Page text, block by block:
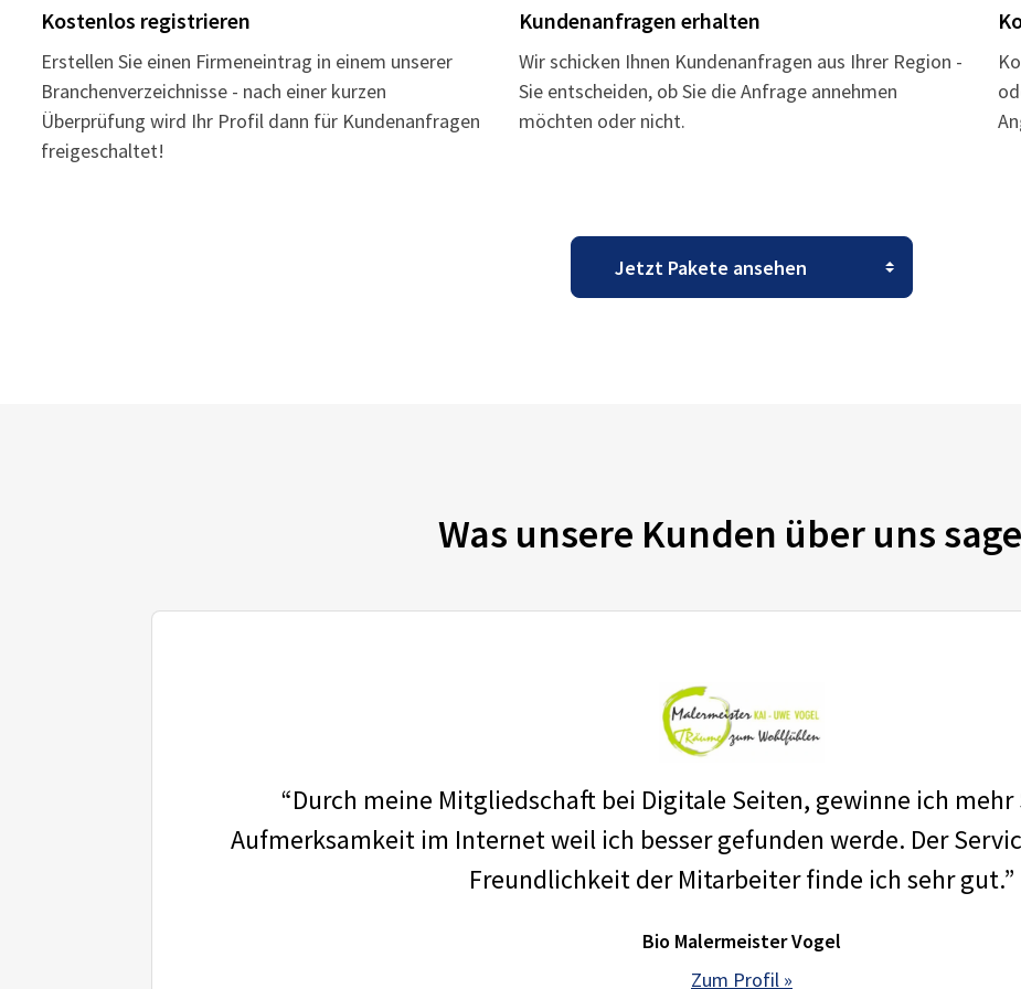
Kostenlos registrieren
Erstellen Sie einen Firmeneintrag in einem unserer
Branchenverzeichnisse - nach einer kurzen
Überprüfung wird Ihr Profil dann für Kundenanfragen
freigeschaltet!
Kundenanfragen erhalten
Wir schicken Ihnen Kundenanfragen aus Ihrer Region -
Sie entscheiden, ob Sie die Anfrage annehmen
möchten oder nicht.
Was unsere Kunden über uns
“Durch meine Mitgliedschaft bei Digitale Seiten, gewinne ich
Aufmerksamkeit im Internet weil ich besser gefunden werde. Der
Freundlichkeit der Mitarbeiter finde ich sehr gut.”
Bio Malermeister Vogel
Zum Profil »